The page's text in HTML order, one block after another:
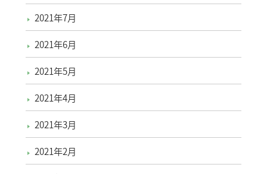
2021年7月
2021年6月
2021年5月
2021年4月
2021年3月
2021年2月